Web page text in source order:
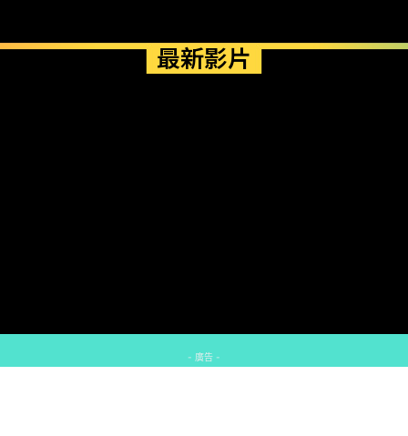
最新影片
- 廣告 -